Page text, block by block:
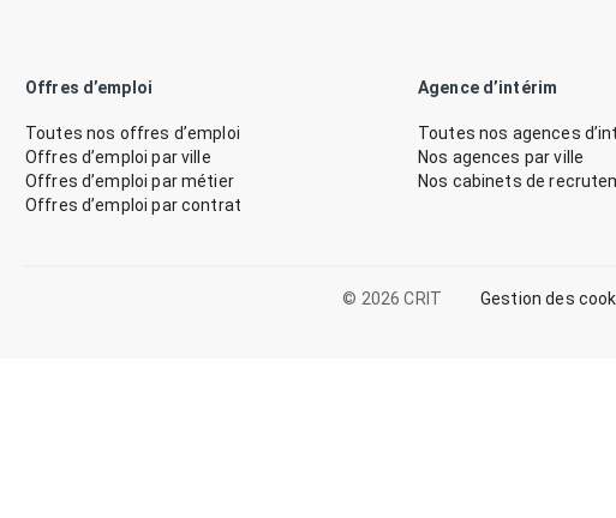
Offres d’emploi
Toutes nos offres d’emploi
Offres d’emploi par ville
Offres d’emploi par métier
Offres d’emploi par contrat
Agence d’intérim
Toutes nos agences
Nos agences par ville
Nos cabinets de
© 2026 CRIT Gestion des